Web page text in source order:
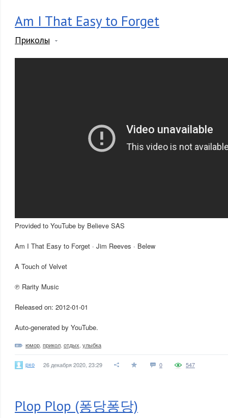
Am I That Easy to Forget
Приколы
Provided to YouTube by Believe SAS
Am I That Easy to Forget · Jim Reeves · Belew
A Touch of Velvet
℗ Rarity Music
Released on: 2012-01-01
Auto-generated by YouTube.
юмор прикол отдых улыбка
pxo 26 декабря 2020, 23:29 0 547
Plop Plop (퐁당퐁당)